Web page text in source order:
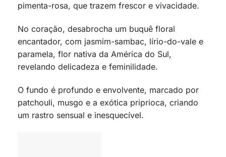
pimenta-rosa, que trazem frescor e vivacidade.
No coração, desabrocha um buquê floral
encantador, com jasmim-sambac, lírio-do-vale e
paramela, flor nativa da América do Sul,
revelando delicadeza e feminilidade.
O fundo é profundo e envolvente, marcado por
patchouli, musgo e a exótica priprioca, criando
um rastro sensual e inesquecível.